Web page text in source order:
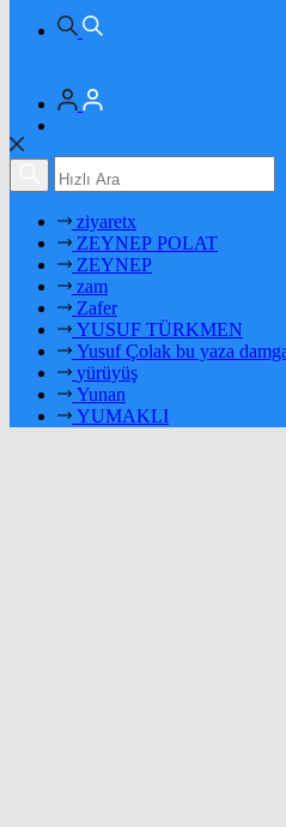
ziyaretx
ZEYNEP POLAT
ZEYNEP
zam
Zafer
YUSUF TÜRKMEN
Yusuf Çolak bu yaza
yürüyüş
Yunan
YUMAKLI